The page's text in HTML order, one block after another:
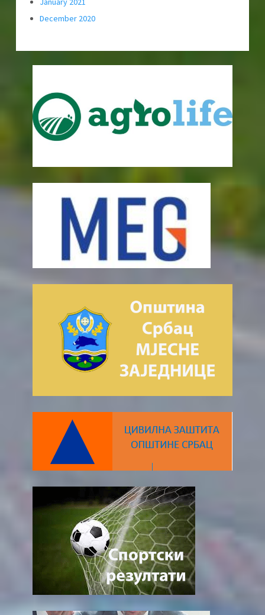
December 2020